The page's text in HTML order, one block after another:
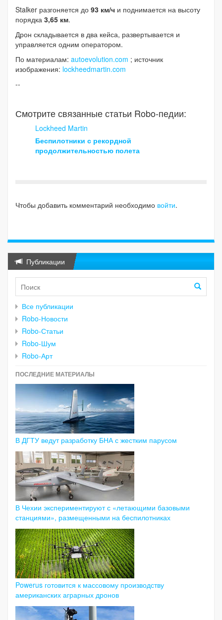
Stalker разгоняется до 93 км/ч и поднимается на высоту
порядка 3,65 км.
Дрон складывается в два кейса, развертывается и
управляется одним оператором.
По материалам: autoevolution.com ; источник
изображения: lockheedmartin.com
--
Смотрите связанные статьи Robo-педии:
Lockheed Martin
Беспилотники с рекордной
продолжительностью полета
Чтобы добавить комментарий необходимо войти.
Публикации
Все публикации
Robo-Новости
Robo-Статьи
Robo-Шум
Robo-Арт
ПОСЛЕДНИЕ МАТЕРИАЛЫ
В ДГТУ ведут разработку БНА с жестким парусом
В Чехии экспериментируют с «летающими базовыми
станциями», размещенными на беспилотниках
Powerus готовится к массовому производству
американских аграрных дронов